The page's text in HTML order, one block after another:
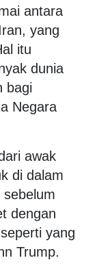
antara
yang
itu
dunia
bagi
Negara
awak
di dalam
dengan
yang
Trump.